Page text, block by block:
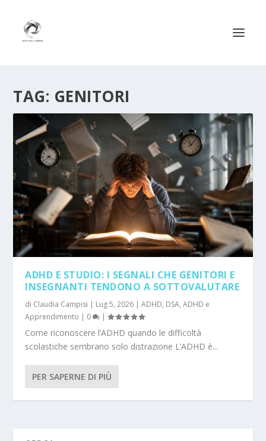
TAG: GENITORI
ADHD E STUDIO: I SEGNALI CHE GENITORI E
INSEGNANTI TENDONO A SOTTOVALUTARE
di Claudia Campisi | Lug 5, 2026 |ADHD, DSA, ADHD e
Apprendimento | 0 |
Come riconoscere l’ADHD quando le difficoltà
scolastiche sembrano solo distrazione L’ADHD è...
PER SAPERNE DI PIÙ